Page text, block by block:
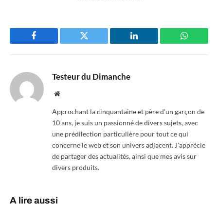
Facebook Twitter LinkedIn
Testeur du Dimanche
Website
Approchant la cinquantaine et père d'un garçon de
10 ans, je suis un passionné de divers sujets, avec
une prédilection particulière pour tout ce qui
concerne le web et son univers adjacent. J'apprécie
de partager des actualités, ainsi que mes avis sur
divers produits.
A lire aussi